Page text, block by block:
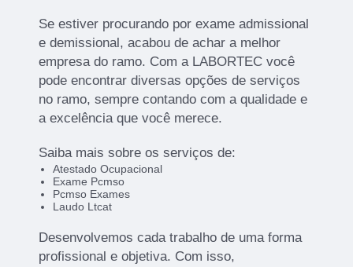
Se estiver procurando por exame admissional
e demissional, acabou de achar a melhor
empresa do ramo. Com a LABORTEC você
pode encontrar diversas opções de serviços
no ramo, sempre contando com a qualidade e
a excelência que você merece.
Saiba mais sobre os serviços de:
Atestado Ocupacional
Exame Pcmso
Pcmso Exames
Laudo Ltcat
Desenvolvemos cada trabalho de uma forma
profissional e objetiva. Com isso,